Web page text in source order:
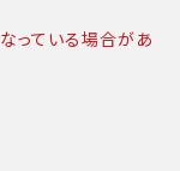
っている場合があ